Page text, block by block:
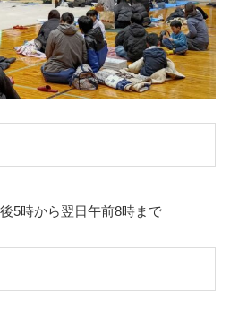
5時から翌日午前8時まで